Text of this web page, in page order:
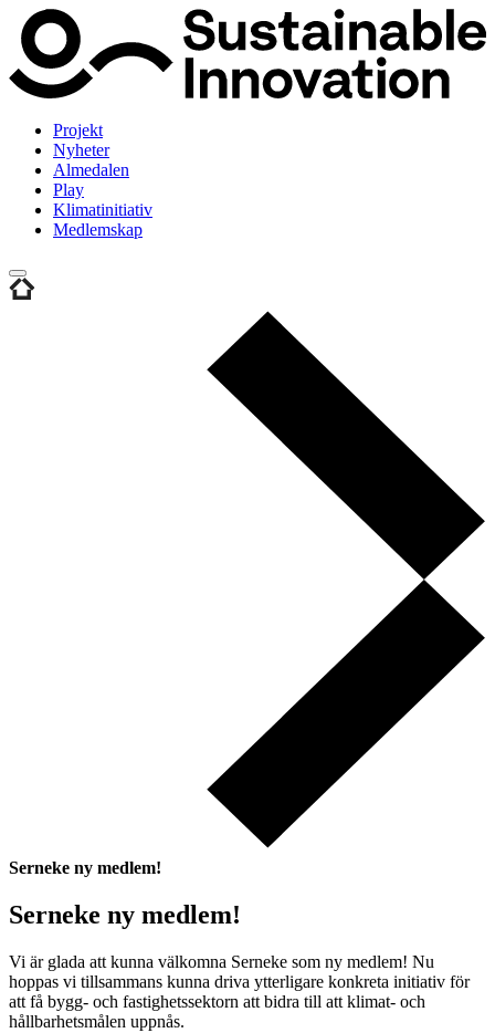
Projekt
Nyheter
Almedalen
Play
Klimatinitiativ
Medlemskap
Serneke ny medlem!
Serneke ny medlem!
Vi är glada att kunna välkomna Serneke som ny medlem! Nu
hoppas vi tillsammans kunna driva ytterligare konkreta initiativ för
att få bygg- och fastighetssektorn att bidra till att klimat- och
hållbarhetsmålen uppnås.